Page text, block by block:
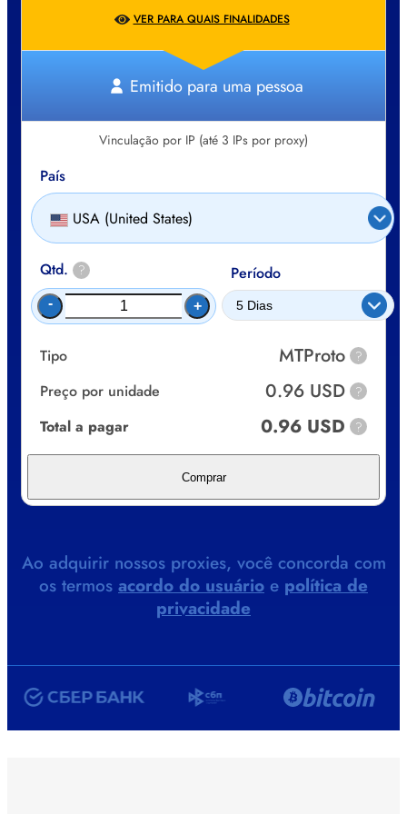
VER PARA QUAIS FINALIDADES
Emitido para uma pessoa
Vinculação por IP (até 3 IPs por proxy)
País
USA (United States)
Qtd. ?
- +
Período
Tipo MTProto ?
Preço por unidade 0.96 USD ?
Total a pagar 0.96 USD ?
Comprar
Ao adquirir nossos proxies, você concorda com
os termos acordo do usuário e política de
privacidade